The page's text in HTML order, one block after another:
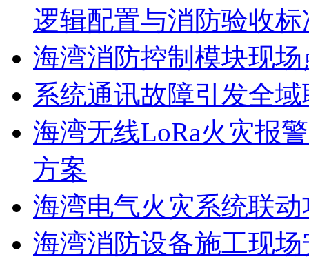
逻辑配置与消防验收标
海湾消防控制模块现
系统通讯故障引发全
海湾无线LoRa火灾报
方案
海湾电气火灾系统联
海湾消防设备施工现